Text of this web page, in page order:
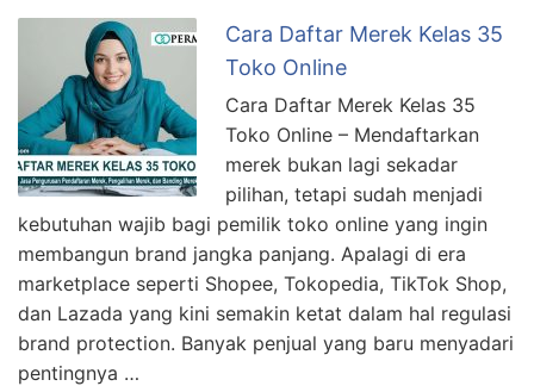
Cara Daftar Merek Kelas 35
Toko Online
Cara Daftar Merek Kelas 35
Toko Online – Mendaftarkan
merek bukan lagi sekadar
pilihan, tetapi sudah menjadi
kebutuhan wajib bagi pemilik toko online yang ingin
membangun brand jangka panjang. Apalagi di era
marketplace seperti Shopee, Tokopedia, TikTok Shop,
dan Lazada yang kini semakin ketat dalam hal regulasi
brand protection. Banyak penjual yang baru menyadari
pentingnya …